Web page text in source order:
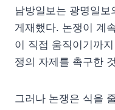
남방일보는 광명일
게재했다. 논쟁이 계
이 직접 움직이기까
쟁의 자제를 촉구한
그러나 논쟁은 식을